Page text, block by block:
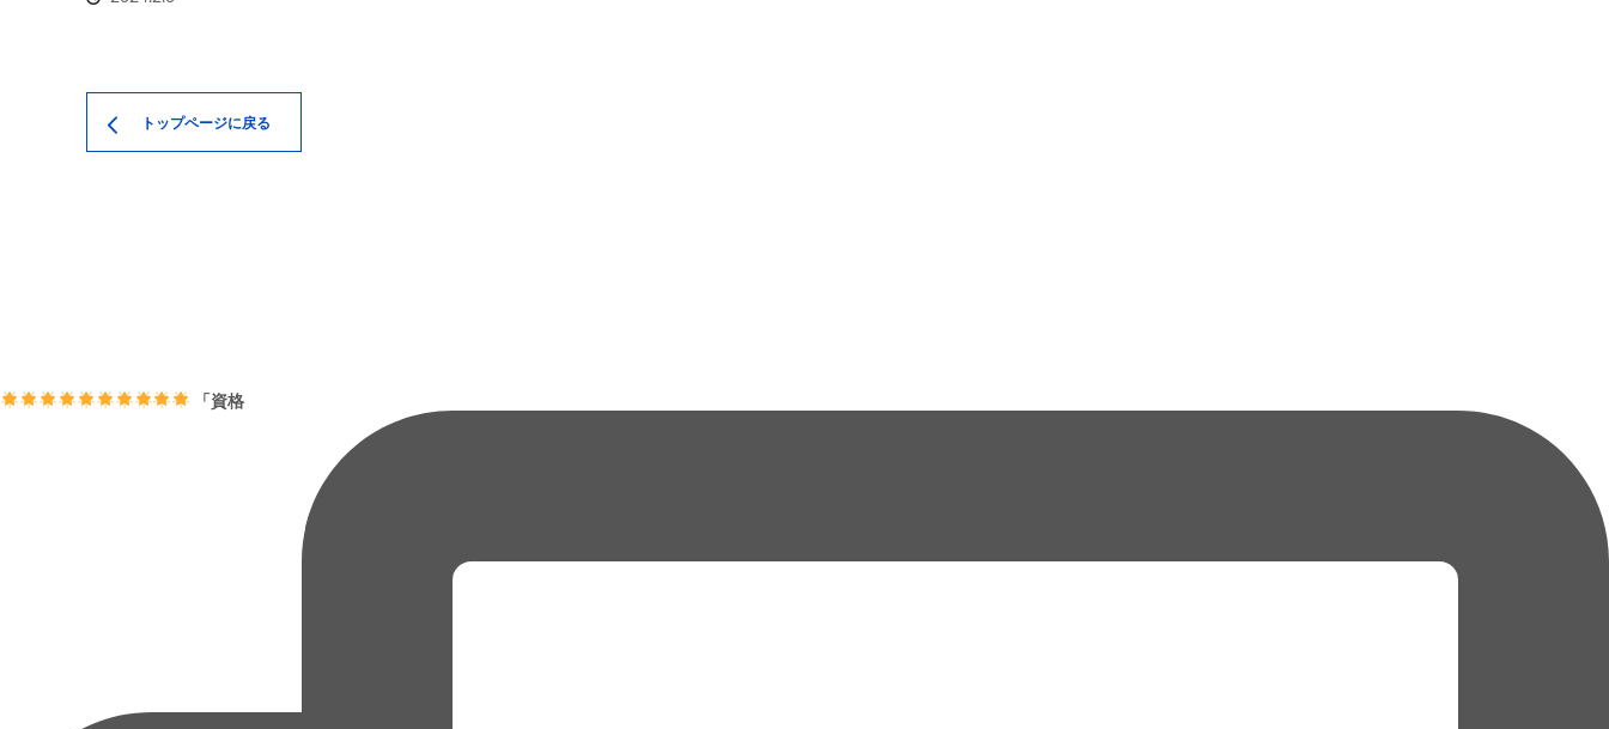
トップページに戻る
「資格